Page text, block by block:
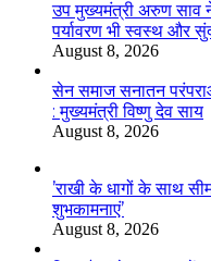
उप मुख्यमंत्री अरुण साव ने
पर्यावरण भी स्वस्थ और
August 8, 2026
सेन समाज सनातन
: मुख्यमंत्री विष्णु देव साय
August 8, 2026
’राखी के धागों के साथ
शुभकामनाएं’
August 8, 2026